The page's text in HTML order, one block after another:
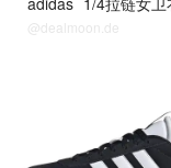
@dealmoon.de